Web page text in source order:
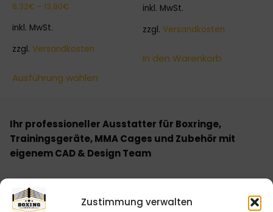
Zustimmung verwalten
8,32€ – 13,90€
inkl. MwSt.
zzgl. Versandkosten
Ausführung wählen
inkl. MwSt.
zzgl. Versandkosten
In den Warenkorb
Ihr professioneller Ausstatter für Boxringe,
Trainingsgeräte, MMA Cages und Zubehör mit
eigenem CAD & Design Team
NEWSLETTER ABONNIEREN
Bitte senden Sie mir entsprechend Ihrer